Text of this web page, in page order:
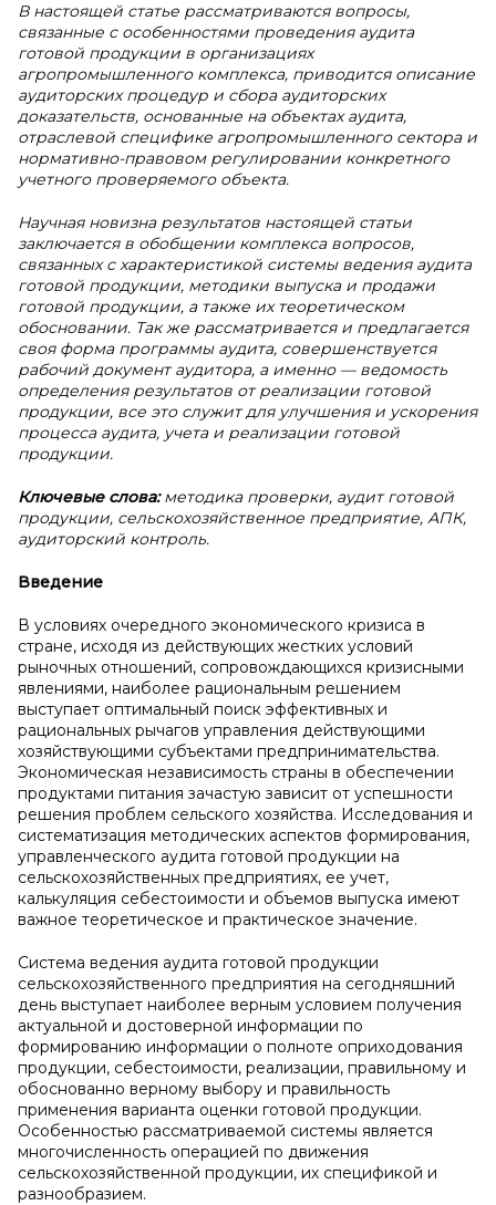
В настоящей статье рассматриваются вопросы,
связанные с особенностями проведения аудита
готовой продукции в организациях
агропромышленного комплекса, приводится описание
аудиторских процедур и сбора аудиторских
доказательств, основанные на объектах аудита,
отраслевой специфике агропромышленного сектора и
нормативно-правовом регулировании конкретного
учетного проверяемого объекта.
Научная новизна результатов настоящей статьи
заключается в обобщении комплекса вопросов,
связанных с характеристикой системы ведения аудита
готовой продукции, методики выпуска и продажи
готовой продукции, а также их теоретическом
обосновании. Так же рассматривается и предлагается
своя форма программы аудита, совершенствуется
рабочий документ аудитора, а именно — ведомость
определения результатов от реализации готовой
продукции, все это служит для улучшения и ускорения
процесса аудита, учета и реализации готовой
продукции.
Ключевые слова:методика проверки, аудит готовой
продукции, сельскохозяйственное предприятие, АПК,
аудиторский контроль.
Введение
В условиях очередного экономического кризиса в
стране, исходя из действующих жестких условий
рыночных отношений, сопровождающихся кризисными
явлениями, наиболее рациональным решением
выступает оптимальный поиск эффективных и
рациональных рычагов управления действующими
хозяйствующими субъектами предпринимательства.
Экономическая независимость страны в обеспечении
продуктами питания зачастую зависит от успешности
решения проблем сельского хозяйства. Исследования и
систематизация методических аспектов формирования,
управленческого аудита готовой продукции на
сельскохозяйственных предприятиях, ее учет,
калькуляция себестоимости и объемов выпуска имеют
важное теоретическое и практическое значение.
Система ведения аудита готовой продукции
сельскохозяйственного предприятия на сегодняшний
день выступает наиболее верным условием получения
актуальной и достоверной информации по
формированию информации о полноте оприходования
продукции, себестоимости, реализации, правильному и
обоснованно верному выбору и правильность
применения варианта оценки готовой продукции.
Особенностью рассматриваемой системы является
многочисленность операцией по движения
сельскохозяйственной продукции, их спецификой и
разнообразием.